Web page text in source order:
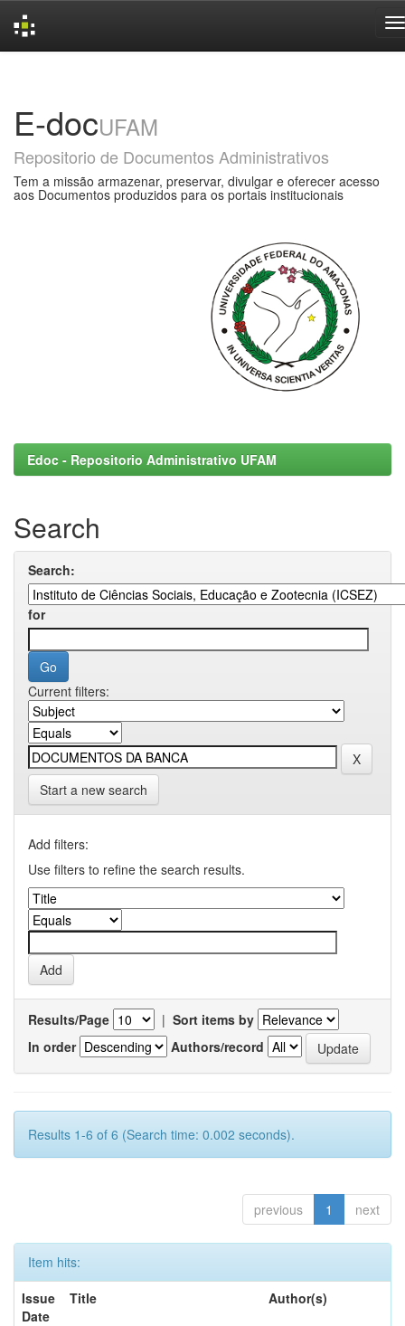
E-docUFAM
Repositorio de Documentos Administrativos
Tem a missão armazenar, preservar, divulgar e oferecer acesso
aos Documentos produzidos para os portais institucionais
Edoc - Repositorio Administrativo UFAM
Search
Search:
for
Current filters:
Start a new search
Add filters:
Use filters to refine the search results.
Results/Page | Sort items by
In order
Authors/record
Results 1-6 of 6 (Search time: 0.002 seconds).
previous 1 next
Item hits:
Issue
Date
Title Author(s)